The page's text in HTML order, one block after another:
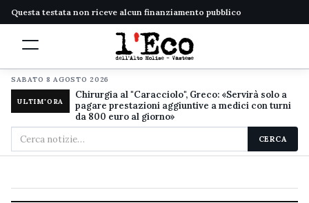
Questa testata non riceve alcun finanziamento pubblico
SABATO 8 AGOSTO 2026
ULTIM'ORA
Chirurgia al "Caracciolo", Greco: «Servirà solo a
pagare prestazioni aggiuntive a medici con turni
da 800 euro al giorno»
Cerca
nel
CERCA